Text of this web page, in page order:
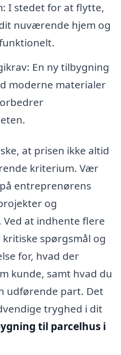
I stedet for at flytte,
nuværende hjem og
En ny tilbygning
moderne materialer
at prisen ikke altid
kriterium. Vær
entreprenørens
og
Ved at indhente flere
spørgsmål og
for, hvad der
kunde, samt hvad du
udførende part. Det
tryghed i dit
til parcelhus i